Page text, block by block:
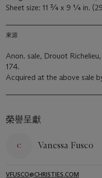
Sheet size: 11 ¾ x 9 ¼ in.
來源
Anon. sale, Drouot
174.
Acquired at the above sale
榮譽呈獻
Vanessa Fusco
VFUSCO@CHRISTIES.COM